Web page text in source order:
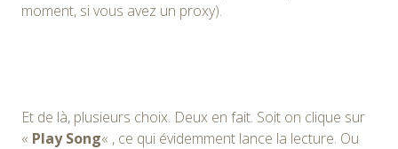
moment, si vous avez un proxy).
Et de là, plusieurs choix. Deux en fait. Soit on clique sur
« Play Song« , ce qui évidemment lance la lecture. Ou